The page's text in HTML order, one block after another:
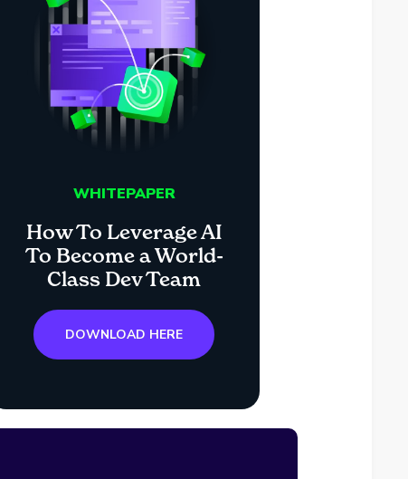
WHITEPAPER
How To Leverage AI
To Become a World-
Class Dev Team
DOWNLOAD HERE